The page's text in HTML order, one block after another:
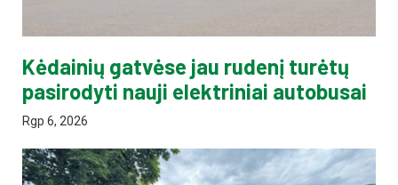
Kėdainių gatvėse jau rudenį turėtų
pasirodyti nauji elektriniai autobusai
Rgp 6, 2026